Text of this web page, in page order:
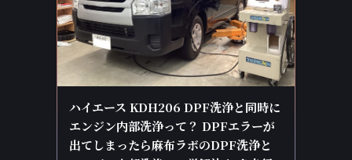
ハイエース KDH206 DPF洗浄と同時に
エンジン内部洗浄って？ DPFエラーが
出てしまったら麻布ラボのDPF洗浄と